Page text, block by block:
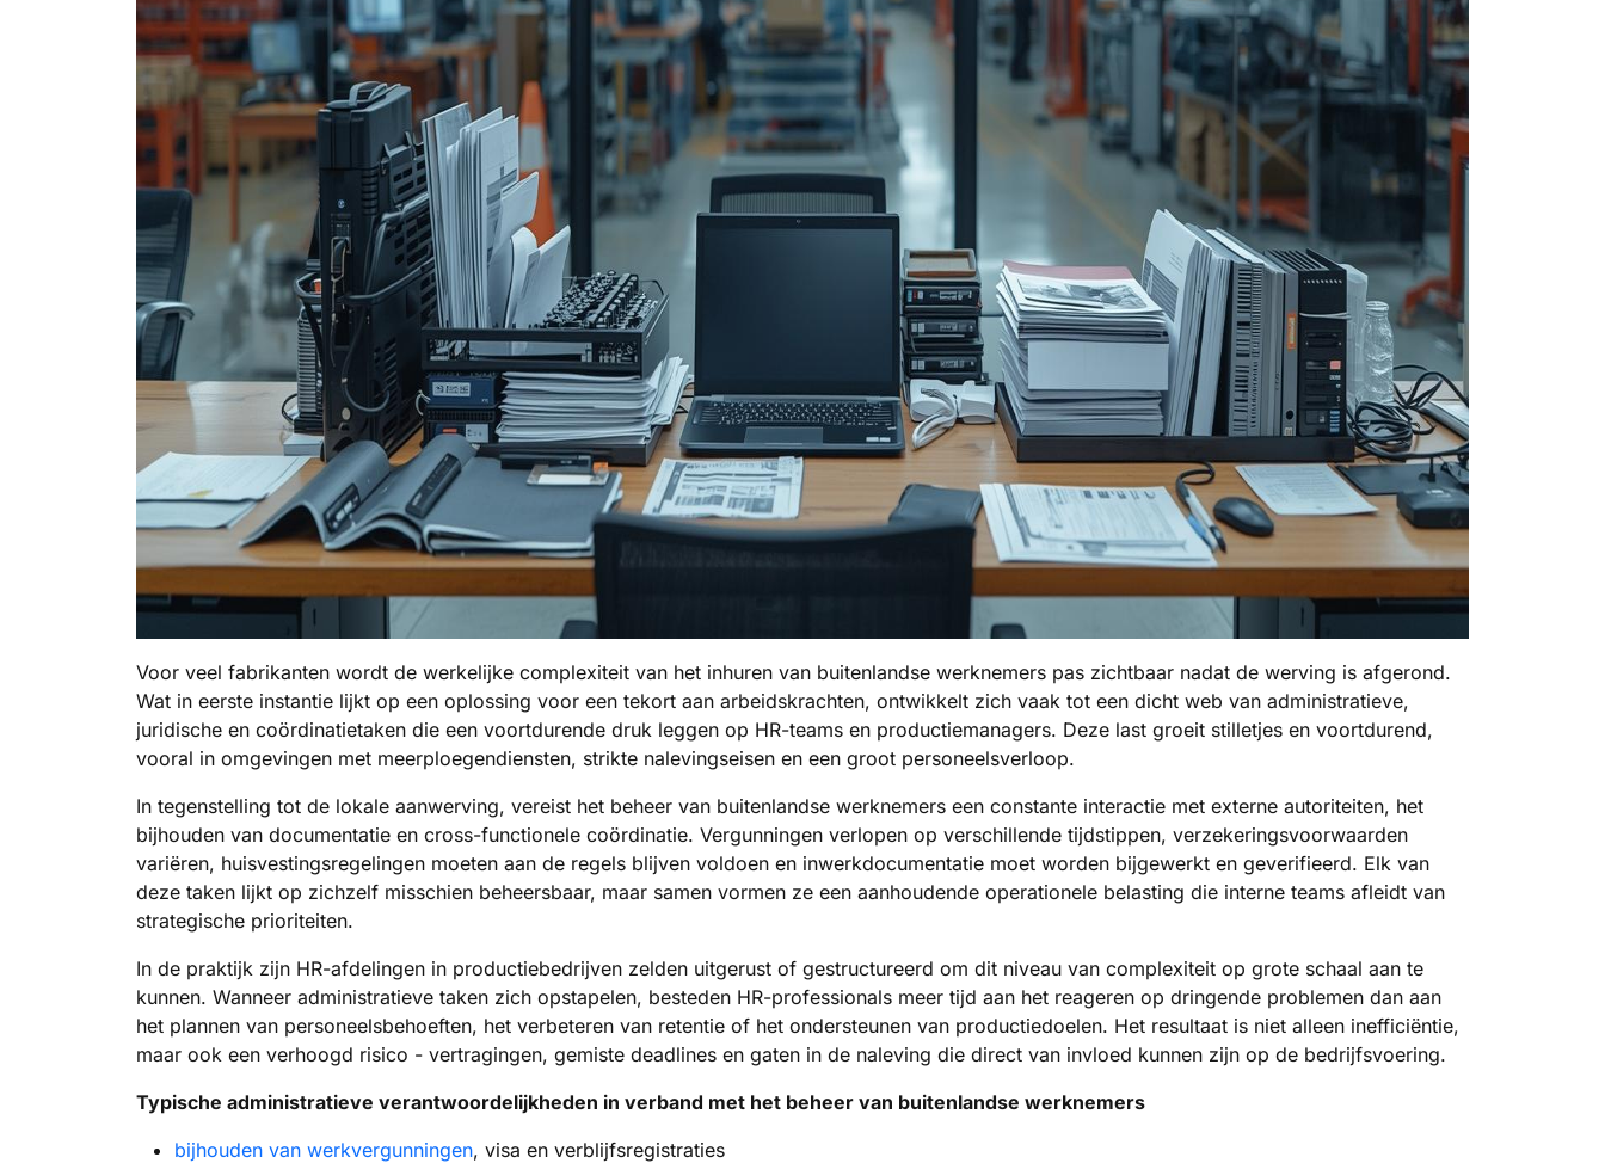
Voor veel fabrikanten wordt de werkelijke complexiteit van het inhuren van buitenlandse werknemers pas zichtbaar nadat de werving is afgerond.
Wat in eerste instantie lijkt op een oplossing voor een tekort aan arbeidskrachten, ontwikkelt zich vaak tot een dicht web van administratieve,
juridische en coördinatietaken die een voortdurende druk leggen op HR-teams en productiemanagers. Deze last groeit stilletjes en voortdurend,
vooral in omgevingen met meerploegendiensten, strikte nalevingseisen en een groot personeelsverloop.
In tegenstelling tot de lokale aanwerving, vereist het beheer van buitenlandse werknemers een constante interactie met externe autoriteiten, het
bijhouden van documentatie en cross-functionele coördinatie. Vergunningen verlopen op verschillende tijdstippen, verzekeringsvoorwaarden
variëren, huisvestingsregelingen moeten aan de regels blijven voldoen en inwerkdocumentatie moet worden bijgewerkt en geverifieerd. Elk van
deze taken lijkt op zichzelf misschien beheersbaar, maar samen vormen ze een aanhoudende operationele belasting die interne teams afleidt van
strategische prioriteiten.
In de praktijk zijn HR-afdelingen in productiebedrijven zelden uitgerust of gestructureerd om dit niveau van complexiteit op grote schaal aan te
kunnen. Wanneer administratieve taken zich opstapelen, besteden HR-professionals meer tijd aan het reageren op dringende problemen dan aan
het plannen van personeelsbehoeften, het verbeteren van retentie of het ondersteunen van productiedoelen. Het resultaat is niet alleen inefficiëntie,
maar ook een verhoogd risico - vertragingen, gemiste deadlines en gaten in de naleving die direct van invloed kunnen zijn op de bedrijfsvoering.
Typische administratieve verantwoordelijkheden in verband met het beheer van buitenlandse werknemers
bijhouden van werkvergunningen, visa en verblijfsregistraties